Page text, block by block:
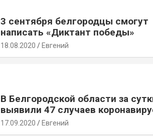
3 сентября белгородцы смогут
написать «Диктант победы»
18.08.2020 Евгений
В Белгородской области за
выявили 47 случаев
17.09.2020 Евгений